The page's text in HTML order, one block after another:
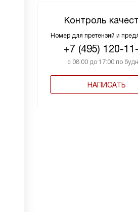
Контроль
Номер для претензий и
+7 (495) 120-
с 08:00 до 17:00 по
НАПИСАТЬ